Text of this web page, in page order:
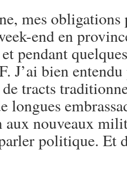
mes
end en
pendant
J’ai bien
tracts
longues
aux nouveaux
politique. Et